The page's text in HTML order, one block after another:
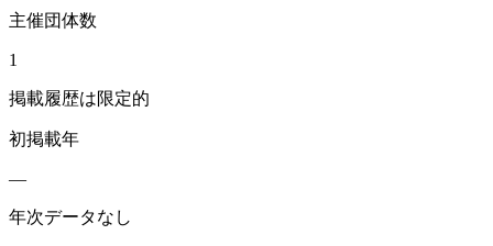
主催団体数
1
掲載履歴は限定的
初掲載年
—
年次データなし